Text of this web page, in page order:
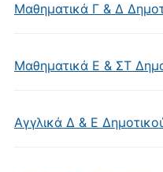
Μαθηματικά Γ & Δ
Μαθηματικά Ε & ΣΤ
Αγγλικά Δ & Ε